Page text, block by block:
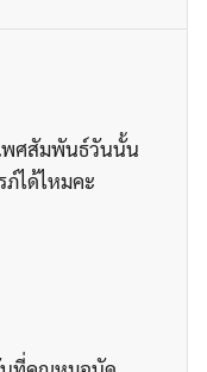
พศสัมพันธ์วันนั้น
ได้ไหมคะ